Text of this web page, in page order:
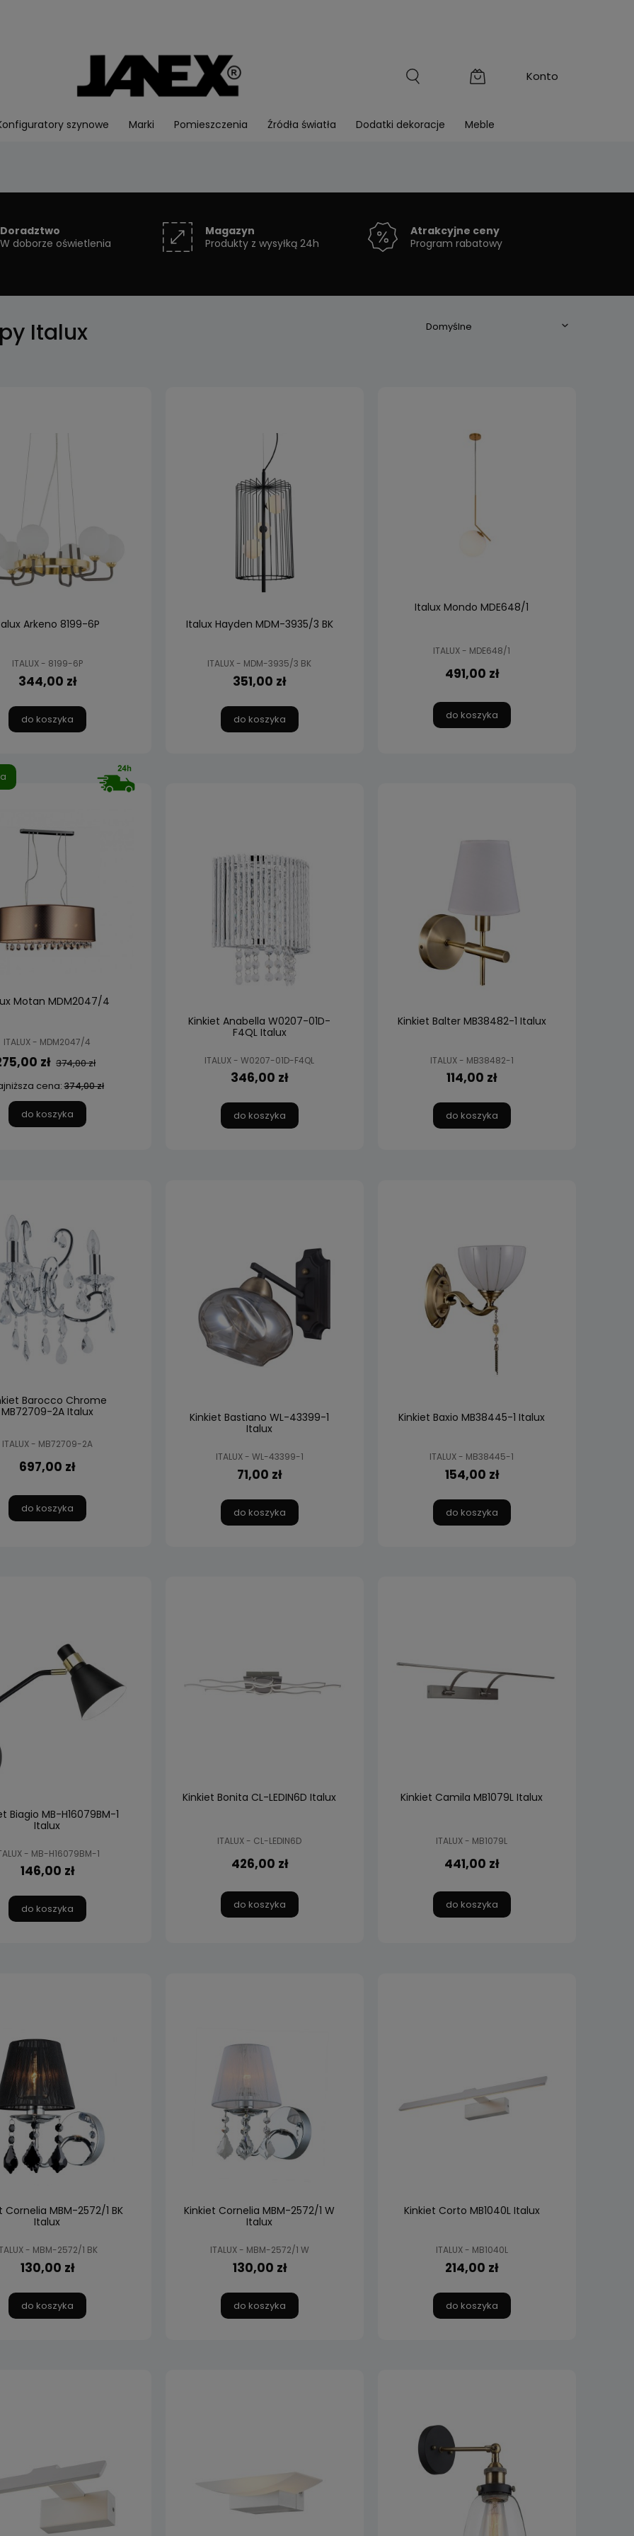
szynowe Marki Pomieszczenia Źródła światła Dodatki dekoracje Meble
Doradztwo
W doborze oświetlenia
Magazyn
Produkty z wysyłką 24h
Atrakcyjne ceny
Program rabatowy
Italux
Arkeno 8199-6P
ITALUX - 8199-6P
344,00 zł
do koszyka
Italux Hayden MDM-3935/3 BK
ITALUX - MDM-3935/3 BK
351,00 zł
do koszyka
Italux Mondo MDE648/1
ITALUX - MDE648/1
491,00 zł
do koszyka
Motan MDM2047/4
ITALUX - MDM2047/4
zł 374,00 zł
cena:374,00 zł
do koszyka
Kinkiet Anabella W0207-01D-
F4QL Italux
ITALUX - W0207-01D-F4QL
346,00 zł
do koszyka
Kinkiet Balter MB38482-1 Italux
ITALUX - MB38482-1
114,00 zł
do koszyka
Barocco Chrome
MB72709-2A Italux
ITALUX - MB72709-2A
697,00 zł
do koszyka
Kinkiet Bastiano WL-43399-1
Italux
ITALUX - WL-43399-1
71,00 zł
do koszyka
Kinkiet Baxio MB38445-1 Italux
ITALUX - MB38445-1
154,00 zł
do koszyka
Biagio MB-H16079BM-1
Italux
- MB-H16079BM-1
146,00 zł
do koszyka
Kinkiet Bonita CL-LEDIN6D Italux
ITALUX - CL-LEDIN6D
426,00 zł
do koszyka
Kinkiet Camila MB1079L Italux
ITALUX - MB1079L
441,00 zł
do koszyka
Cornelia MBM-2572/1 BK
Italux
- MBM-2572/1 BK
130,00 zł
do koszyka
Kinkiet Cornelia MBM-2572/1 W
Italux
ITALUX - MBM-2572/1 W
130,00 zł
do koszyka
Kinkiet Corto MB1040L Italux
ITALUX - MB1040L
214,00 zł
do koszyka